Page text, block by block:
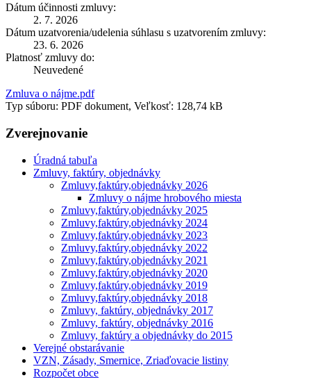
Dátum účinnosti zmluvy:
2. 7. 2026
Dátum uzatvorenia/udelenia súhlasu s uzatvorením zmluvy:
23. 6. 2026
Platnosť zmluvy do:
Neuvedené
Zmluva o nájme.pdf
Typ súboru: PDF dokument, Veľkosť: 128,74 kB
Zverejnovanie
Úradná tabuľa
Zmluvy, faktúry, objednávky
Zmluvy,faktúry,objednávky 2026
Zmluvy o nájme hrobového miesta
Zmluvy,faktúry,objednávky 2025
Zmluvy,faktúry,objednávky 2024
Zmluvy,faktúry,objednávky 2023
Zmluvy,faktúry,objednávky 2022
Zmluvy,faktúry,objednávky 2021
Zmluvy,faktúry,objednávky 2020
Zmluvy,faktúry,objednávky 2019
Zmluvy,faktúry,objednávky 2018
Zmluvy, faktúry, objednávky 2017
Zmluvy, faktúry, objednávky 2016
Zmluvy, faktúry a objednávky do 2015
Verejné obstarávanie
VZN, Zásady, Smernice, Zriaďovacie listiny
Rozpočet obce